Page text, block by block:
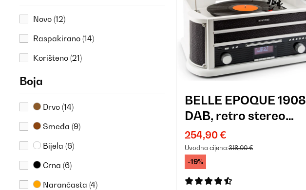
Novo (12)
Raspakirano (14)
Korišteno (21)
Boja
Drvo (14)
Smeđa (9)
Bijela (6)
Crna (6)
Narančasta (4)
BELLE EPOQUE 1908
DAB, retro stereo
sustav, gramofon,
DAB +, Bluetooth, bijeli
254,90 €
Uvodna cijena:318,00 €
-19%